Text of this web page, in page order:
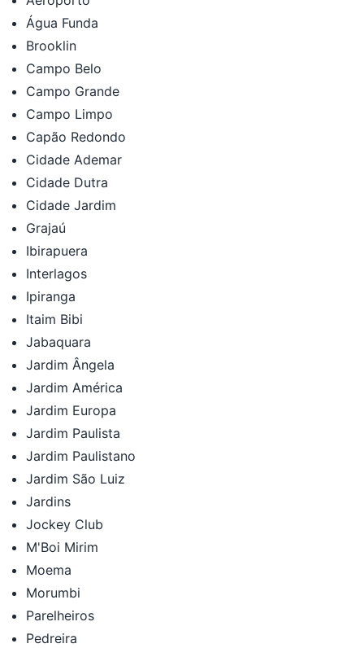
Água Funda
Brooklin
Campo Belo
Campo Grande
Campo Limpo
Capão Redondo
Cidade Ademar
Cidade Dutra
Cidade Jardim
Grajaú
Ibirapuera
Interlagos
Ipiranga
Itaim Bibi
Jabaquara
Jardim Ângela
Jardim América
Jardim Europa
Jardim Paulista
Jardim Paulistano
Jardim São Luiz
Jardins
Jockey Club
M'Boi Mirim
Moema
Morumbi
Parelheiros
Pedreira